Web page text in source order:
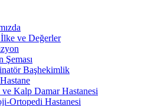
ve Değerler
Şeması
Başhekimlik
ve Kalp Damar Hastanesi
Ortopedi Hastanesi